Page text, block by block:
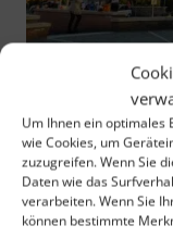
Um Ihnen ein optimales
wie Cookies, um
zuzugreifen. Wenn Sie
Daten wie das
verarbeiten. Wenn Sie
können bestimmte
Im alten Rom
der Regierung.
einfache Volk
besseres. Was